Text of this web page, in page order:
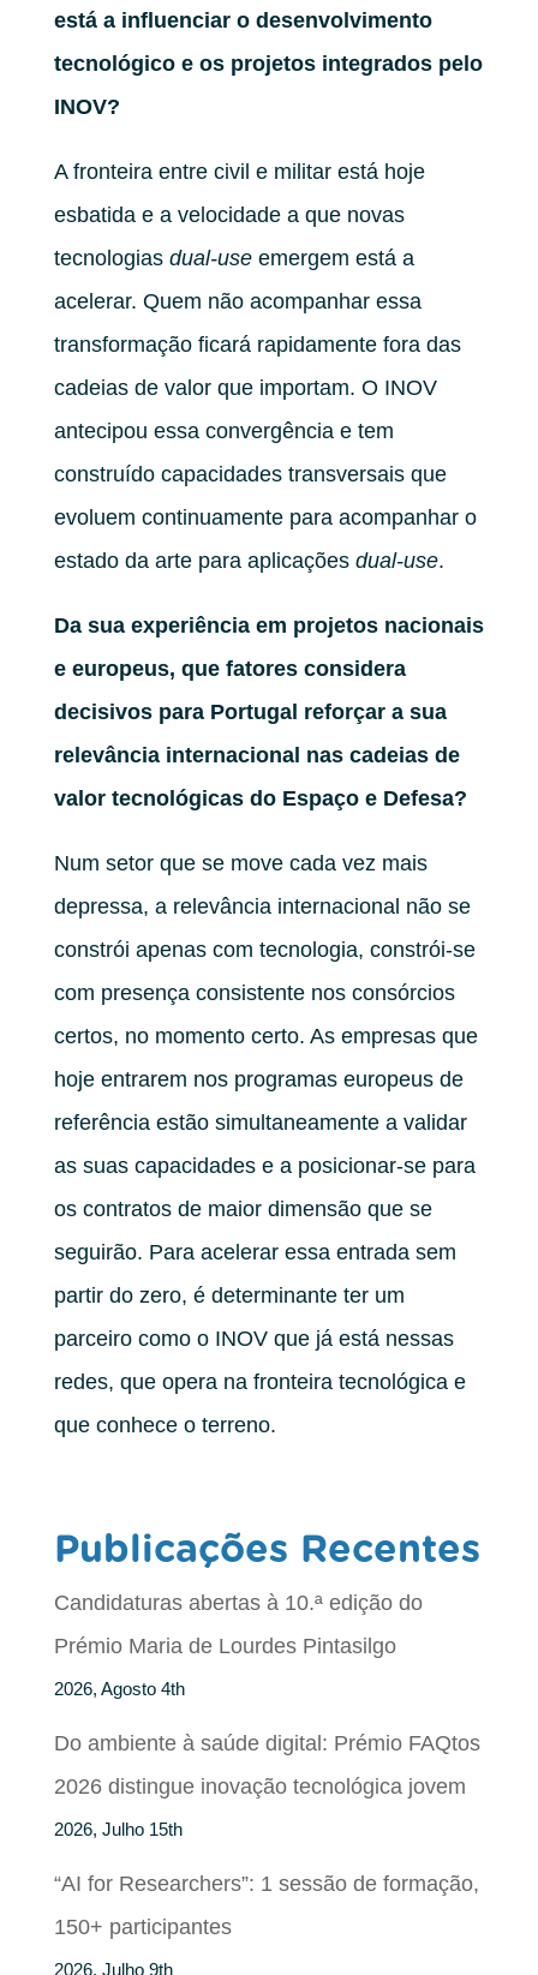
está a influenciar o desenvolvimento
tecnológico e os projetos integrados pelo
INOV?
A fronteira entre civil e militar está hoje
esbatida e a velocidade a que novas
tecnologias dual-useemergem está a
acelerar. Quem não acompanhar essa
transformação ficará rapidamente fora das
cadeias de valor que importam. O INOV
antecipou essa convergência e tem
construído capacidades transversais que
evoluem continuamente para acompanhar o
estado da arte para aplicações dual-use.
Da sua experiência em projetos nacionais
e europeus, que fatores considera
decisivos para Portugal reforçar a sua
relevância internacional nas cadeias de
valor tecnológicas do Espaço e Defesa?
Num setor que se move cada vez mais
depressa, a relevância internacional não se
constrói apenas com tecnologia, constrói-se
com presença consistente nos consórcios
certos, no momento certo. As empresas que
hoje entrarem nos programas europeus de
referência estão simultaneamente a validar
as suas capacidades e a posicionar-se para
os contratos de maior dimensão que se
seguirão. Para acelerar essa entrada sem
partir do zero, é determinante ter um
parceiro como o INOV que já está nessas
redes, que opera na fronteira tecnológica e
que conhece o terreno.
Publicações Recentes
Candidaturas abertas à 10.ª edição do
Prémio Maria de Lourdes Pintasilgo
2026, Agosto 4th
Do ambiente à saúde digital: Prémio FAQtos
2026 distingue inovação tecnológica jovem
2026, Julho 15th
“AI for Researchers”: 1 sessão de formação,
150+ participantes
2026, Julho 9th